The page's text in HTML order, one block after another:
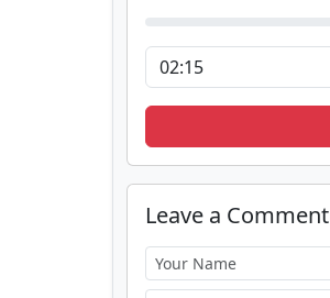
Leave a Comment